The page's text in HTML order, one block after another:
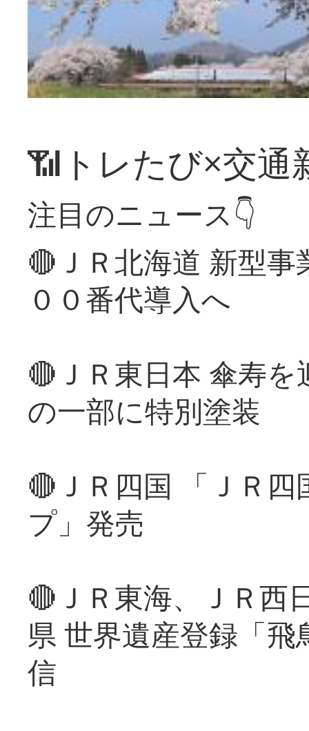
📶トレたび×交通
注目のニュース👇
🔴ＪＲ北海道 新型
００番代導入へ
🔴ＪＲ東日本 傘寿
の一部に特別塗装
🔴ＪＲ四国 「ＪＲ
プ」発売
🔴ＪＲ東海、ＪＲ西
県 世界遺産登録「
信